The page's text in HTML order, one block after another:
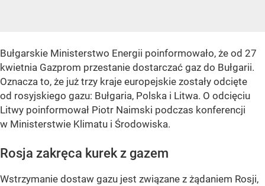
Bułgarskie Ministerstwo Energii poinformowało, że od 27
kwietnia Gazprom przestanie dostarczać gaz do Bułgarii.
Oznacza to, że już trzy kraje europejskie zostały odcięte
od rosyjskiego gazu: Bułgaria, Polska i Litwa. O odcięciu
Litwy poinformował Piotr Naimski podczas konferencji
w Ministerstwie Klimatu i Środowiska.
Rosja zakręca kurek z gazem
Wstrzymanie dostaw gazu jest związane z żądaniem Rosji,